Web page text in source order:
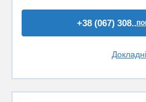
+38 (067) 308..